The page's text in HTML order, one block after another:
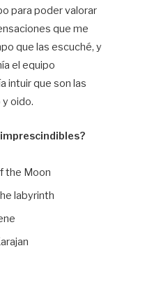
para poder valorar
que me
que las escuché, y
el equipo
intuir que son las
oido.
the Moon
labyrinth